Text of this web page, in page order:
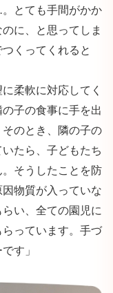
とても手間がかか
に、と思ってしま
くってくれると
柔軟に対応してく
子の食事に手を出
のとき、隣の子の
たら、子どもたち
そうしたことを防
物質が入っていな
い、全ての園児に
っています。手づ
す」